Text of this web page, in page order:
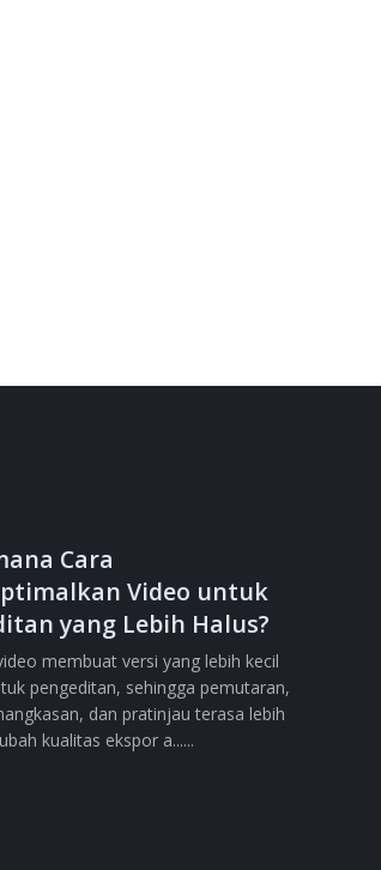
Cara
Video untuk
yang Lebih Halus?
membuat versi yang lebih kecil
pengeditan, sehingga pemutaran,
dan pratinjau terasa lebih
kualitas ekspor a......